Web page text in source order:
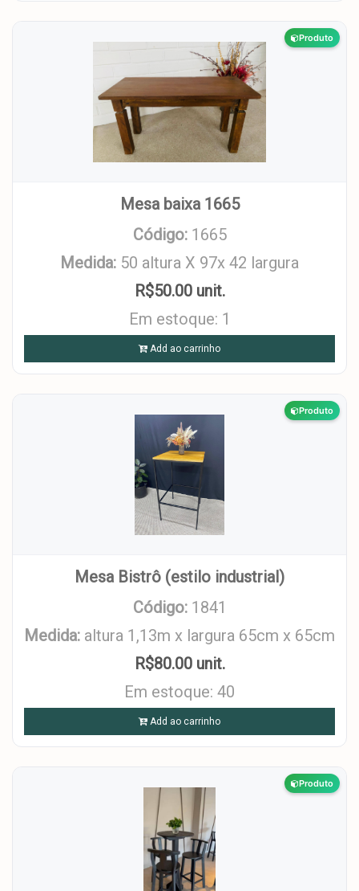
Produto
Mesa baixa 1665
Código: 1665
Medida: 50 altura X 97x 42 largura
R$50.00 unit.
Em estoque: 1
Add ao carrinho
Produto
Mesa Bistrô (estilo industrial)
Código: 1841
Medida: altura 1,13m x largura 65cm x 65cm
R$80.00 unit.
Em estoque: 40
Add ao carrinho
Produto